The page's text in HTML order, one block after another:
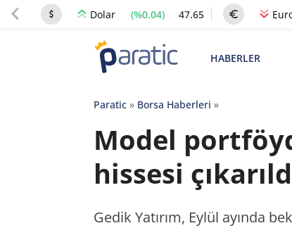
Dolar (%0.04) 47.65
HABERLER
Paratic» Borsa Haberleri »
Model
hissesi
Gedik Yatırım, Eylül ayında